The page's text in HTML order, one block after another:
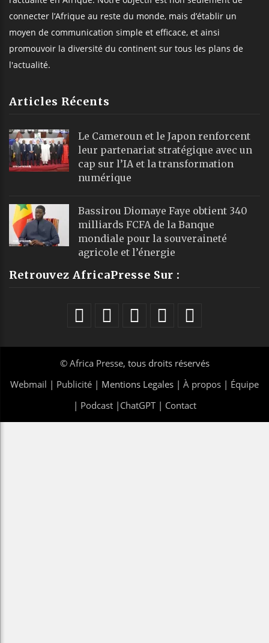
connecter l’Afrique au reste du monde, mais d’établir un
moyen de communication simple et efficace, et ainsi
promouvoir la diversité du continent sur tous les plans de
l'actualité.
Articles Récents
Le Cameroun et le Japon renforcent
leur partenariat stratégique avec un
cap sur l’IA et la transformation
numérique
Bassirou Diomaye Faye obtient 340
milliards FCFA de la Banque
mondiale pour la souveraineté
agricole et l’énergie
Retrouvez AfricaPresse Sur :
© Africa Presse, tous droits réservés
Webmail | Publicité | Mentions Legales | À propos | Équipe
| Podcast| ChatGPT| Contact